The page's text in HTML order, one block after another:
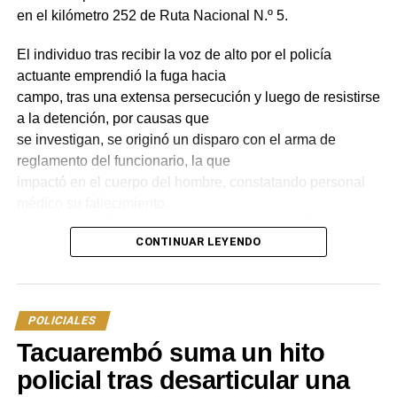
Portal del Norte
NOTICIAS RELACIONADAS: EL NEGRO GAUCHO
SUICIDIO
TACUAREMBÓ
A CONTINUACIÓN
Justicia condena a una joven por reiteradas
estafas mediante redes sociales
NO SE PIERDA
en el kilómetro 252 de Ruta Nacional N.º 5.
El individuo tras recibir la voz de alto por el policía
actuante emprendió la fuga hacia
campo, tras una extensa persecución y luego de resistirse
a la detención, por causas que
se investigan, se originó un disparo con el arma de
reglamento del funcionario, la que
impactó en el cuerpo del hombre, constatando personal
Fue enterada Fiscalía Letrada de Paso de los Toros,
quien dirigió la investigación ante lo
Instancia de Paso de los Toros de 2.º
Turno, dispuso para el funcionario policial, medidas
limitativas referidas al Art. 221,
estableciendo fijación de domicilio y prohibición de salir
CONTINUAR LEYENDO
POLICIALES
Tacuarembó suma un hito
policial tras desarticular una